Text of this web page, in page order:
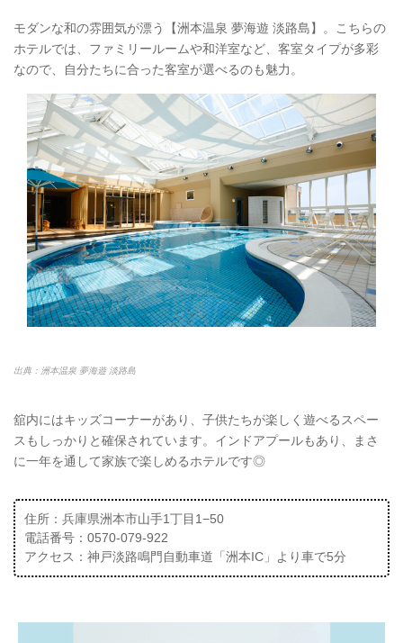
モダンな和の雰囲気が漂う【洲本温泉 夢海遊 淡路島】。こちらの
ホテルでは、ファミリールームや和洋室など、客室タイプが多彩
なので、自分たちに合った客室が選べるのも魅力。
出典：洲本温泉 夢海遊 淡路島
舘内にはキッズコーナーがあり、子供たちが楽しく遊べるスペー
スもしっかりと確保されています。インドアプールもあり、まさ
に一年を通して家族で楽しめるホテルです◎
住所：兵庫県洲本市山手1丁目1−50
電話番号：0570-079-922
アクセス：神戸淡路鳴門自動車道「洲本IC」より車で5分